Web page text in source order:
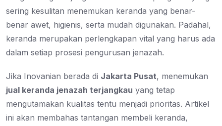
sering kesulitan menemukan keranda yang benar-
benar awet, higienis, serta mudah digunakan. Padahal,
keranda merupakan perlengkapan vital yang harus ada
dalam setiap prosesi pengurusan jenazah.
Jika Inovanian berada di Jakarta Pusat, menemukan
jual keranda jenazah terjangkau yang tetap
mengutamakan kualitas tentu menjadi prioritas. Artikel
ini akan membahas tantangan membeli keranda,